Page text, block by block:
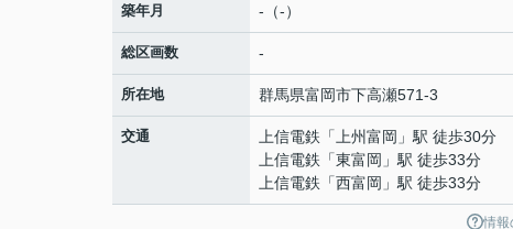
築年月 -（-）
総区画数 -
所在地 群馬県富岡市下高瀬571-3
交通 上信電鉄 「 上州富岡 」駅 徒歩30分
上信電鉄 「東富岡 」駅 徒歩33分
上信電鉄 「西富岡 」駅 徒歩33分
情報